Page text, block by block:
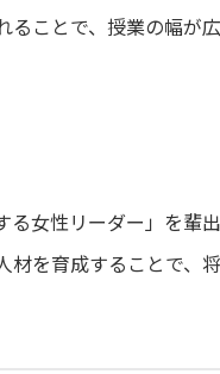
ことで、授業の幅が広
る女性リーダー」を輩
材を育成することで、